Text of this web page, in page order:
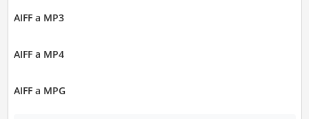
AIFF a MP3
AIFF a MP4
AIFF a MPG